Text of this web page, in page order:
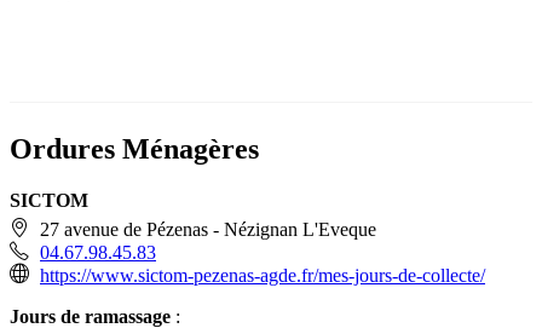
Ordures Ménagères
SICTOM
27 avenue de Pézenas - Nézignan L'Eveque
04.67.98.45.83
https://www.sictom-pezenas-agde.fr/mes-jours-de-collecte/
Jours de ramassage :